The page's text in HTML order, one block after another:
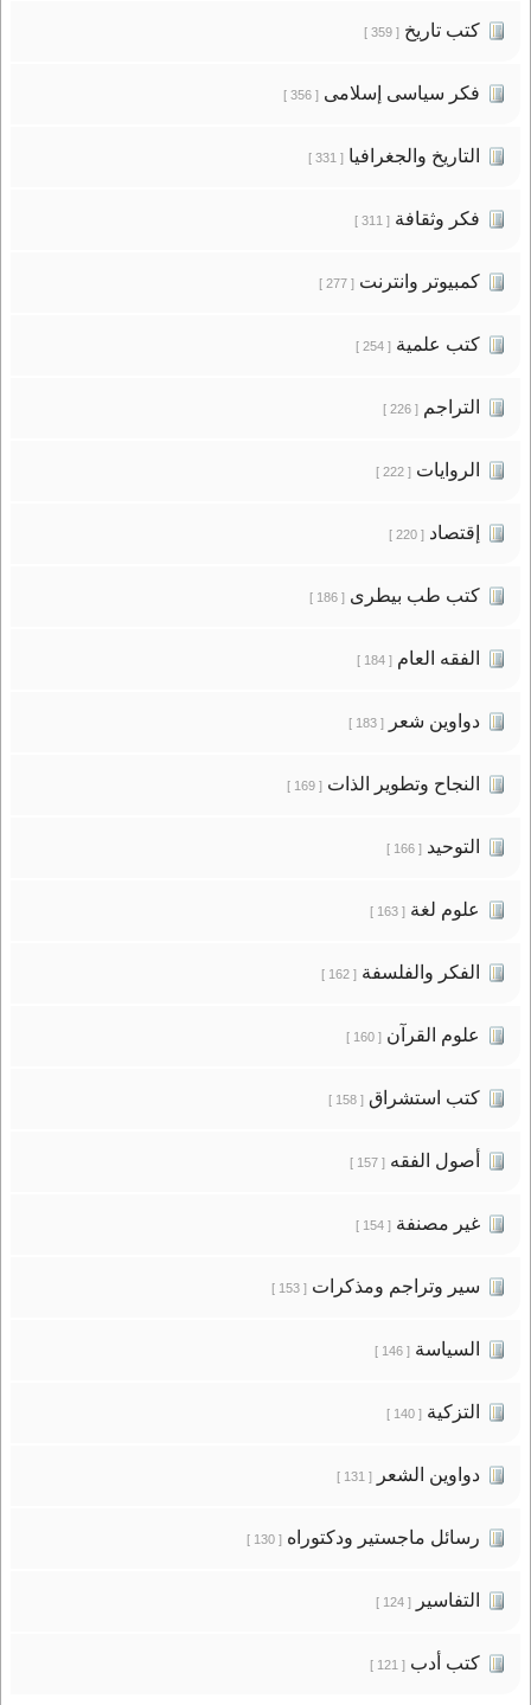
كتب تاريخ[ 359 ]
فكر سياسى إسلامى[ 356 ]
التاريخ والجغرافيا[ 331 ]
فكر وثقافة[ 311 ]
كمبيوتر وانترنت[ 277 ]
كتب علمية[ 254 ]
التراجم[ 226 ]
الروايات[ 222 ]
إقتصاد[ 220 ]
كتب طب بيطرى[ 186 ]
الفقه العام[ 184 ]
دواوين شعر[ 183 ]
النجاح وتطوير الذات[ 169 ]
التوحيد[ 166 ]
علوم لغة[ 163 ]
الفكر والفلسفة[ 162 ]
علوم القرآن[ 160 ]
كتب استشراق[ 158 ]
أصول الفقه[ 157 ]
غير مصنفة[ 154 ]
سير وتراجم ومذكرات[ 153 ]
السياسة[ 146 ]
التزكية[ 140 ]
دواوين الشعر[ 131 ]
رسائل ماجستير ودكتوراه[ 130 ]
التفاسير[ 124 ]
كتب أدب[ 121 ]